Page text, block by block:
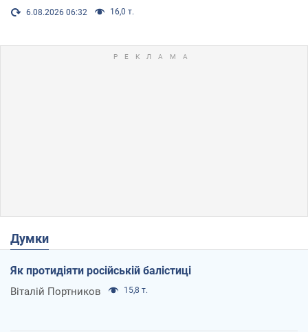
6.08.2026 06:32 16,0 т.
Думки
Як протидіяти російській балістиці
Віталій Портников 15,8 т.